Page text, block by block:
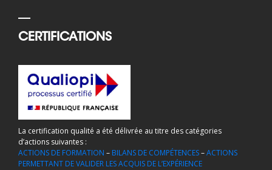
CERTIFICATIONS
La certification qualité a été délivrée au titre des catégories
d’actions suivantes :
ACTIONS DE FORMATION – BILANS DE COMPÉTENCES–ACTIONS
PERMETTANT DE VALIDER LES ACQUIS DE L’EXPÉRIENCE